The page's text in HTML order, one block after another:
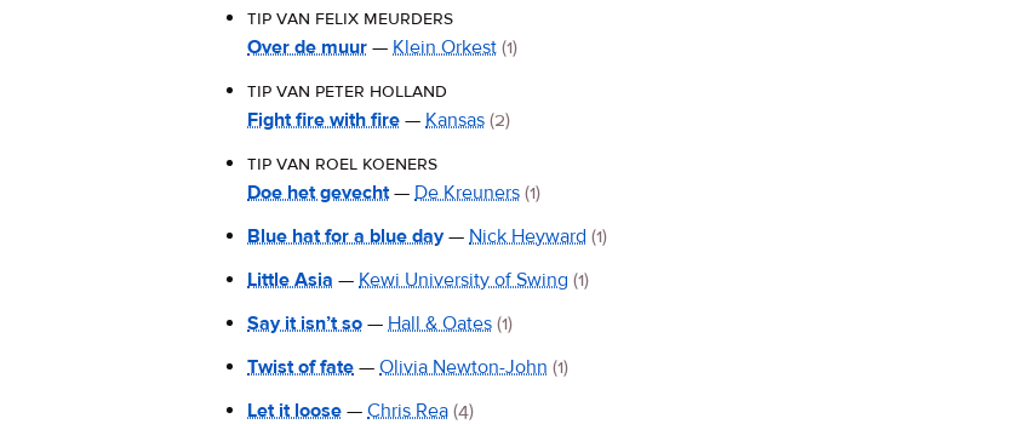
tip van felix meurders
Over de muur — Klein Orkest (1)
tip van peter holland
Fight fire with fire — Kansas (2)
tip van roel koeners
Doe het gevecht— De Kreuners (1)
Blue hat for a blue day— Nick Heyward (1)
Little Asia — Kewi University of Swing (1)
Say it isn’t so — Hall & Oates (1)
Twist of fate — Olivia Newton-John (1)
Let it loose — Chris Rea (4)